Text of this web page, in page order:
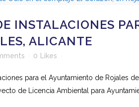
INSTALACIONES
ALICANTE
0 Likes
para el Ayuntamiento de Rojales
de Licencia Ambiental para